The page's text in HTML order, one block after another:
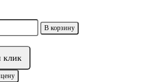
В корзину
клик